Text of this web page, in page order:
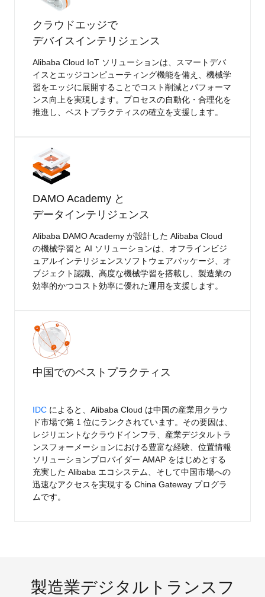
クラウドエッジで
デバイスインテリジェンス
Alibaba Cloud IoT ソリューションは、スマートデバ
イスとエッジコンピューティング機能を備え、機械学
習をエッジに展開することでコスト削減とパフォーマ
ンス向上を実現します。プロセスの自動化・合理化を
推進し、ベストプラクティスの確立を支援します。
DAMO Academy と
データインテリジェンス
Alibaba DAMO Academy が設計した Alibaba Cloud
の機械学習と AI ソリューションは、オフラインビジ
ュアルインテリジェンスソフトウェアパッケージ、オ
ブジェクト認識、高度な機械学習を搭載し、製造業の
効率的かつコスト効率に優れた運用を支援します。
中国でのベストプラクティス
IDC によると、Alibaba Cloud は中国の産業用クラウ
ド市場で第 1 位にランクされています。その要因は、
レジリエントなクラウドインフラ、産業デジタルトラ
ンスフォーメーションにおける豊富な経験、位置情報
ソリューションプロバイダー AMAP をはじめとする
充実した Alibaba エコシステム、そして中国市場への
迅速なアクセスを実現する China Gateway プログラ
ムです。
製造業デジタルトランスフ